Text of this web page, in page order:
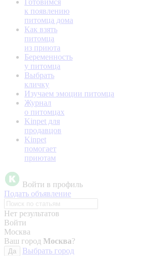
Готовимся
к появлению
питомца дома
Как взять
питомца
из приюта
Беременность
у питомца
Выбрать
кличку
Изучаем эмоции питомца
Журнал
о питомцах
Kinpet для
продавцов
Kinpet
помогает
приютам
Войти в профиль
Подать объявление
Нет результатов
Войти
Москва
Ваш город Москва?
Да
Выбрать город